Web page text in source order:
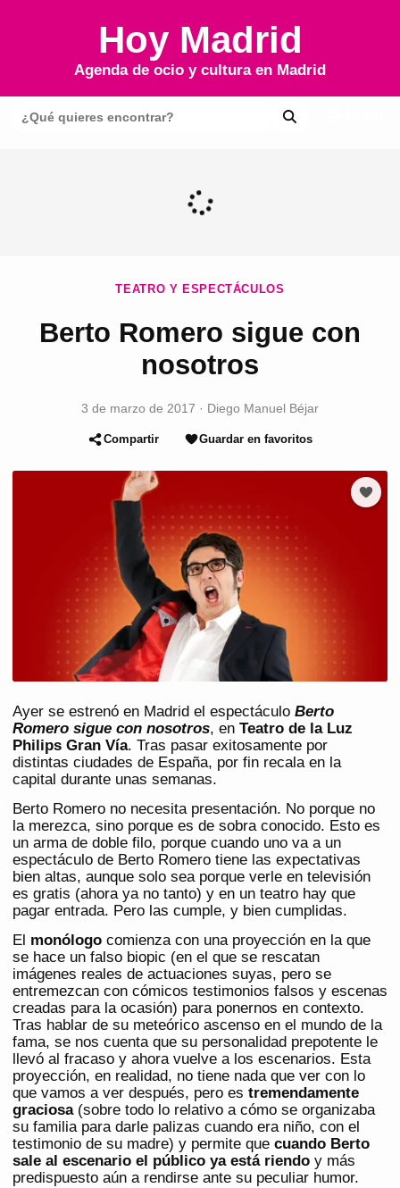
Hoy Madrid
Agenda de ocio y cultura en Madrid
TEATRO Y ESPECTÁCULOS
Berto Romero sigue con
nosotros
3 de marzo de 2017 · Diego Manuel Béjar
Compartir Guardar en favoritos
Ayer se estrenó en Madrid el espectáculo Berto
Romero sigue con nosotros, en Teatro de la Luz
Philips Gran Vía. Tras pasar exitosamente por
distintas ciudades de España, por fin recala en la
capital durante unas semanas.
Berto Romero no necesita presentación. No porque no
la merezca, sino porque es de sobra conocido. Esto es
un arma de doble filo, porque cuando uno va a un
espectáculo de Berto Romero tiene las expectativas
bien altas, aunque solo sea porque verle en televisión
es gratis (ahora ya no tanto) y en un teatro hay que
pagar entrada. Pero las cumple, y bien cumplidas.
El monólogo comienza con una proyección en la que
se hace un falso biopic (en el que se rescatan
imágenes reales de actuaciones suyas, pero se
entremezcan con cómicos testimonios falsos y escenas
creadas para la ocasión) para ponernos en contexto.
Tras hablar de su meteórico ascenso en el mundo de la
fama, se nos cuenta que su personalidad prepotente le
llevó al fracaso y ahora vuelve a los escenarios. Esta
proyección, en realidad, no tiene nada que ver con lo
que vamos a ver después, pero es tremendamente
graciosa(sobre todo lo relativo a cómo se organizaba
su familia para darle palizas cuando era niño, con el
testimonio de su madre) y permite que cuando Berto
sale al escenario el público ya está riendo y más
predispuesto aún a rendirse ante su peculiar humor.